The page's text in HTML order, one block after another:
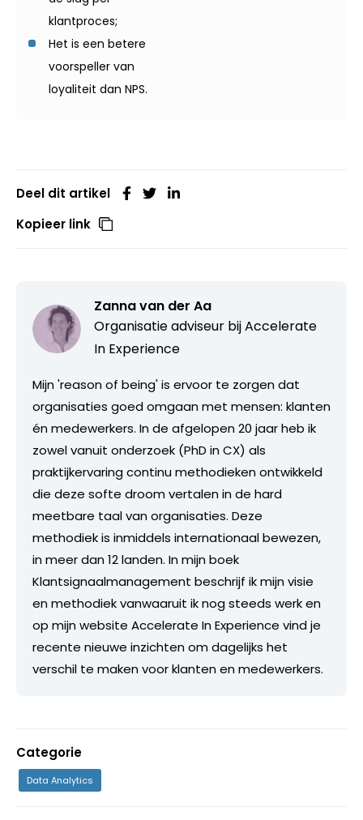
klantproces;
Het is een betere
voorspeller van
loyaliteit dan NPS.
Deel dit artikel
Kopieer link
Zanna van der Aa
Organisatie adviseur bijAccelerate
In Experience
Mijn 'reason of being' is ervoor te zorgen dat
organisaties goed omgaan met mensen: klanten
én medewerkers. In de afgelopen 20 jaar heb ik
zowel vanuit onderzoek (PhD in CX) als
praktijkervaring continu methodieken ontwikkeld
die deze softe droom vertalen in de hard
meetbare taal van organisaties. Deze
methodiek is inmiddels internationaal bewezen,
in meer dan 12 landen. In mijn boek
Klantsignaalmanagement beschrijf ik mijn visie
en methodiek vanwaaruit ik nog steeds werk en
op mijn website Accelerate In Experience vind je
recente nieuwe inzichten om dagelijks het
verschil te maken voor klanten en medewerkers.
Categorie
Data Analytics